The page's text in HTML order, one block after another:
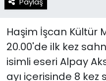
Haşim İşcan Kültür
20.00'de ilk kez
isimli eseri Alpay
ayı içerisinde 8